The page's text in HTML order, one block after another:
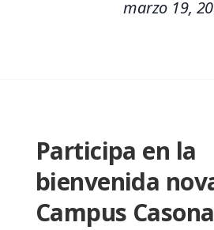
marzo 19,
Participa en la
bienvenida
Campus Casona